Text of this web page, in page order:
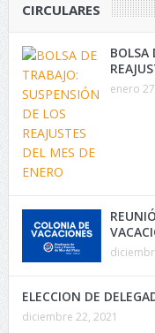
CIRCULARES
BOLSA
enero
ELECCION DE
diciembre 22, 2021